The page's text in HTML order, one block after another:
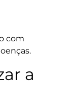
com
a